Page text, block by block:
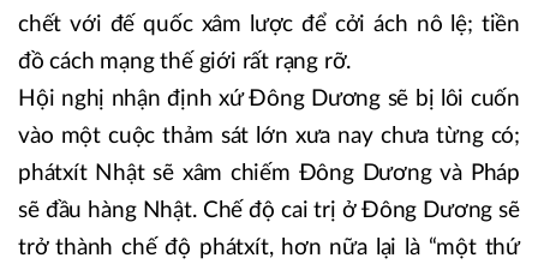
chết với đế quốc xâm lược để cởi ách nô lệ; tiền
đồ cách mạng thế giới rất rạng rỡ.
Hội nghị nhận định xứ Đông Dương sẽ bị lôi cuốn
vào một cuộc thảm sát lớn xưa nay chưa từng có;
phátxít Nhật sẽ xâm chiếm Đông Dương và Pháp
sẽ đầu hàng Nhật. Chế độ cai trị ở Đông Dương sẽ
trở thành chế độ phátxít, hơn nữa lại là “một thứ